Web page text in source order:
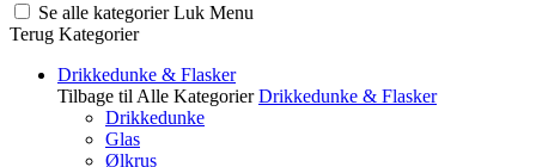
Se alle kategorier Luk Menu
Terug Kategorier
Drikkedunke & Flasker
Tilbage til Alle Kategorier Drikkedunke & Flasker
Drikkedunke
Glas
Ølkrus